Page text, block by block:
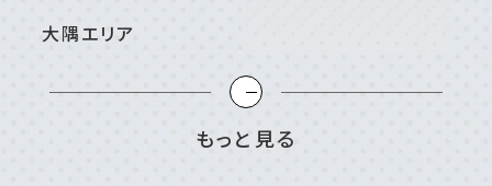
もっと見る
大隅エリア
＃⿅屋市
＃垂⽔市
＃志布志市 ＃曽於市
＃肝付町